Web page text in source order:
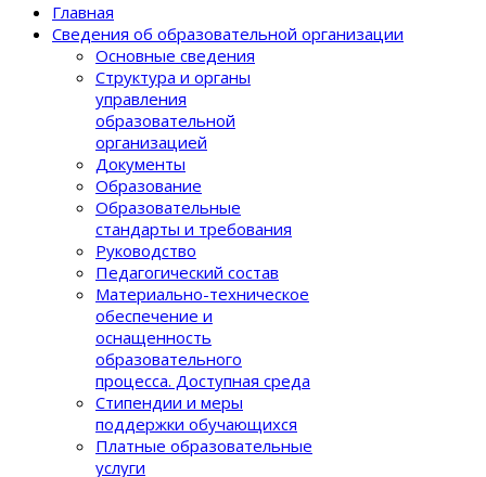
Главная
Сведения об образовательной организации
Основные сведения
Структура и органы
управления
образовательной
организацией
Документы
Образование
Образовательные
стандарты и требования
Руководство
Педагогический состав
Материально-техническое
обеспечение и
оснащенность
образовательного
процеcса. Доступная среда
Стипендии и меры
поддержки обучающихся
Платные образовательные
услуги